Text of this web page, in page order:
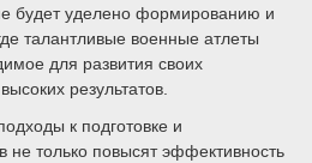
будет уделено формированию и
талантливые военные атлеты
для развития своих
результатов.
к подготовке и
не только повысят эффективность